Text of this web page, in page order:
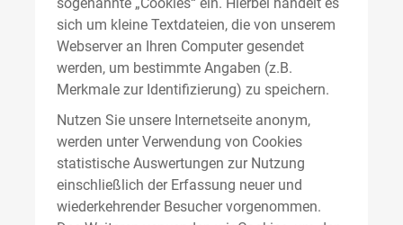
sich um kleine Textdateien, die von unserem
Webserver an Ihren Computer gesendet
werden, um bestimmte Angaben (z.B.
Merkmale zur Identifizierung) zu speichern.
Nutzen Sie unsere Internetseite anonym,
werden unter Verwendung von Cookies
statistische Auswertungen zur Nutzung
einschließlich der Erfassung neuer und
wiederkehrender Besucher vorgenommen.